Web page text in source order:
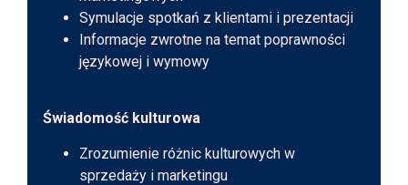
Symulacje spotkań z klientami i prezentacji
Informacje zwrotne na temat poprawności
językowej i wymowy
Świadomość kulturowa
Zrozumienie różnic kulturowych w
sprzedaży i marketingu